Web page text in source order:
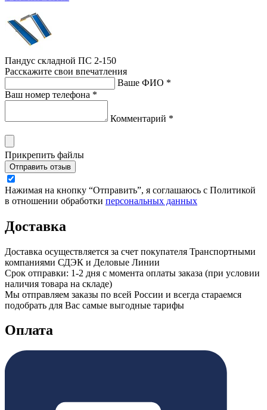
Пандус складной ПС 2-150
Расскажите свои впечатления
Ваше ФИО *
Ваш номер телефона *
Комментарий *
Прикрепить файлы
Отправить отзыв
Нажимая на кнопку “Отправить”, я соглашаюсь с Политикой
в отношении обработки персональных данных
Доставка
Доставка осуществляется за счет покупателя Транспортными
компаниями СДЭК и Деловые Линии
Срок отправки: 1-2 дня с момента оплаты заказа (при условии
наличия товара на складе)
Мы отправляем заказы по всей России и всегда стараемся
подобрать для Вас самые выгодные тарифы
Оплата